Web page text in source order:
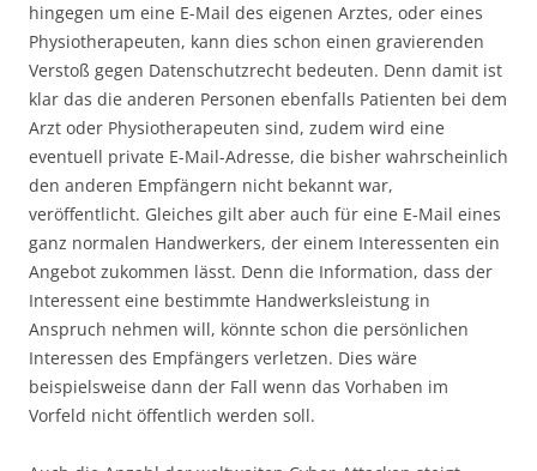
hingegen um eine E-Mail des eigenen Arztes, oder eines
Physiotherapeuten, kann dies schon einen gravierenden
Verstoß gegen Datenschutzrecht bedeuten. Denn damit ist
klar das die anderen Personen ebenfalls Patienten bei dem
Arzt oder Physiotherapeuten sind, zudem wird eine
eventuell private E-Mail-Adresse, die bisher wahrscheinlich
den anderen Empfängern nicht bekannt war,
veröffentlicht. Gleiches gilt aber auch für eine E-Mail eines
ganz normalen Handwerkers, der einem Interessenten ein
Angebot zukommen lässt. Denn die Information, dass der
Interessent eine bestimmte Handwerksleistung in
Anspruch nehmen will, könnte schon die persönlichen
Interessen des Empfängers verletzen. Dies wäre
beispielsweise dann der Fall wenn das Vorhaben im
Vorfeld nicht öffentlich werden soll.